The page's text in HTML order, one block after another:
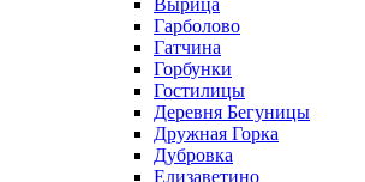
Вырица
Гарболово
Гатчина
Горбунки
Гостилицы
Деревня Бегуницы
Дружная Горка
Дубровка
Елизаветино